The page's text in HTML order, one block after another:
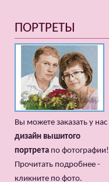
ПОРТРЕТЫ
Вы можете заказать у нас
дизайн вышитого
портрета по фотографии!
Прочитать подробнее -
кликните по фото.